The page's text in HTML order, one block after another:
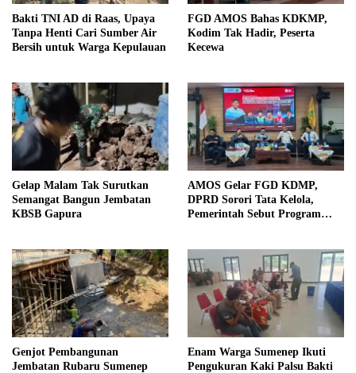
Bakti TNI AD di Raas, Upaya
Tanpa Henti Cari Sumber Air
Bersih untuk Warga Kepulauan
FGD AMOS Bahas KDKMP,
Kodim Tak Hadir, Peserta
Kecewa
Gelap Malam Tak Surutkan
Semangat Bangun Jembatan
KBSB Gapura
AMOS Gelar FGD KDMP,
DPRD Sorori Tata Kelola,
Pemerintah Sebut Program
Genjot Pembangunan
Jembatan Rubaru Sumenep
Enam Warga Sumenep Ikuti
Pengukuran Kaki Palsu Bakti